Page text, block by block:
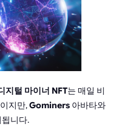
지털 마이너 NFT는 매일 비
지만,Gominers 아바타와
니다.